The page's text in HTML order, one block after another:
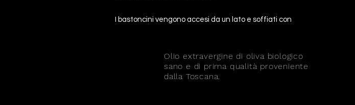
I bastoncini vengono accesi da un lato e soffiati con
Olio extravergine di oliva biologico
sano e di prima qualità proveniente
dalla Toscana.